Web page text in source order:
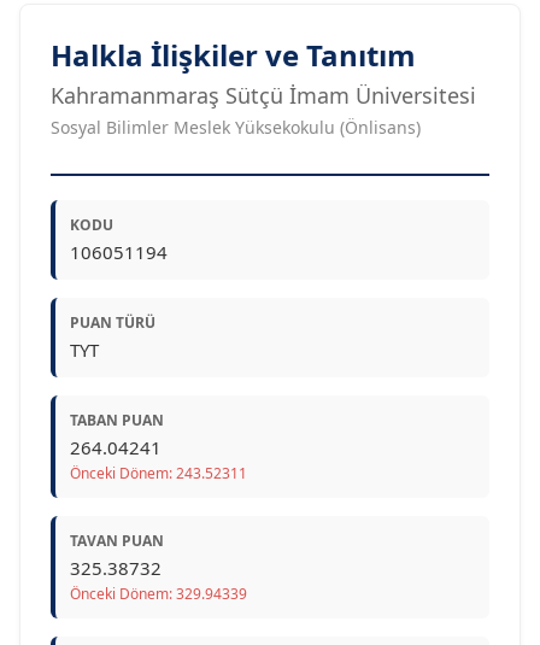
Halkla İlişkiler ve Tanıtım
Kahramanmaraş Sütçü İmam Üniversitesi
Sosyal Bilimler Meslek Yüksekokulu (Önlisans)
KODU
106051194
PUAN TÜRÜ
TYT
TABAN PUAN
264.04241
Önceki Dönem: 243.52311
TAVAN PUAN
325.38732
Önceki Dönem: 329.94339